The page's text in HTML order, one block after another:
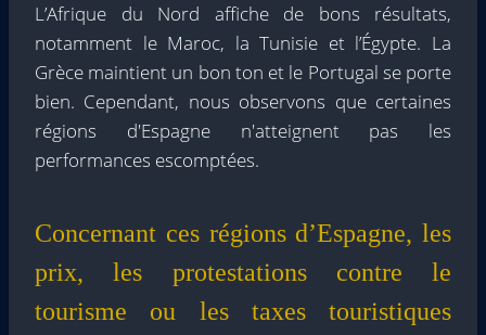
L’Afrique du Nord affiche de bons résultats,
notamment le Maroc, la Tunisie et l’Égypte. La
Grèce maintient un bon ton et le Portugal se porte
bien. Cependant, nous observons que certaines
régions d'Espagne n'atteignent pas les
performances escomptées.
Concernant ces régions d’Espagne, les
prix, les protestations contre le
tourisme ou les taxes touristiques